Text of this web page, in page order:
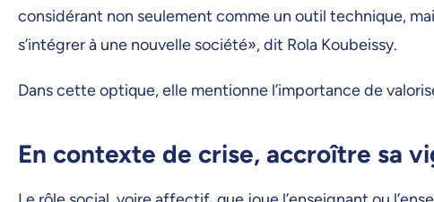
considérant non seulement comme un outil technique,
s’intégrer à une nouvelle société», dit Rola Koubeissy.
Dans cette optique, elle mentionne l’importance de
En contexte de crise, accroître sa